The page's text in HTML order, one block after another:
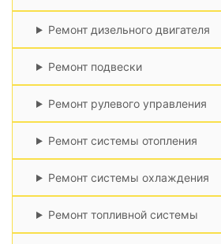
Ремонт дизельного двигателя
Ремонт подвески
Ремонт рулевого управления
Ремонт системы отопления
Ремонт системы охлаждения
Ремонт топливной системы